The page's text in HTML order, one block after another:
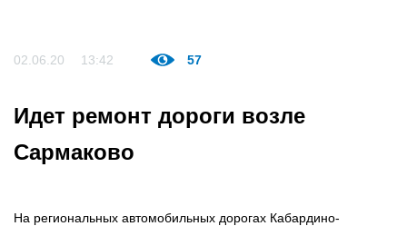
02.06.20 13:42 57
Идет ремонт дороги возле
Сармаково
На региональных автомобильных дорогах Кабардино-